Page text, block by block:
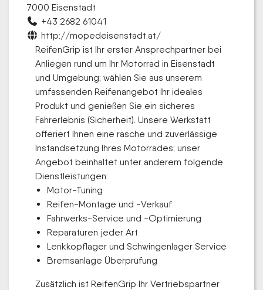
7000 Eisenstadt
+43 2682 61041
http://mopedeisenstadt.at/
ReifenGrip ist Ihr erster Ansprechpartner bei
Anliegen rund um Ihr Motorrad in Eisenstadt
und Umgebung; wählen Sie aus unserem
umfassenden Reifenangebot Ihr ideales
Produkt und genießen Sie ein sicheres
Fahrerlebnis (Sicherheit). Unsere Werkstatt
offeriert Ihnen eine rasche und zuverlässige
Instandsetzung Ihres Motorrades; unser
Angebot beinhaltet unter anderem folgende
Dienstleistungen:
Motor-Tuning
Reifen-Montage und -Verkauf
Fahrwerks-Service und -Optimierung
Reparaturen jeder Art
Lenkkopflager und Schwingenlager Service
Bremsanlage Überprüfung
Zusätzlich ist ReifenGrip Ihr Vertriebspartner